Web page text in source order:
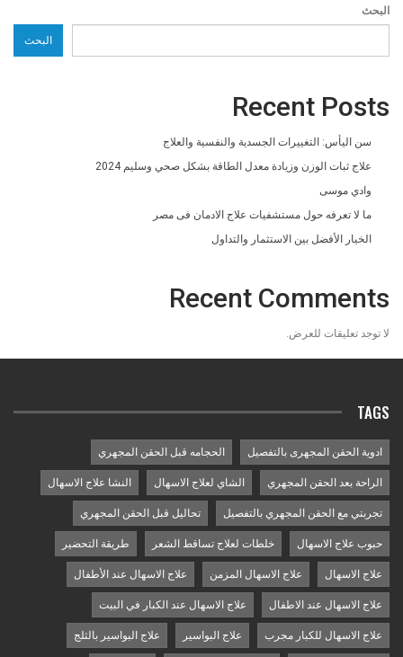
البحث
البحث
Recent Posts
سن اليأس: التغييرات الجسدية والنفسية والعلاج
علاج ثبات الوزن وزيادة معدل الطاقة بشكل صحي وسليم 2024
وادي موسى
ما لا تعرفه حول مستشفيات علاج الادمان فى مصر
الخيار الأفضل بين الاستثمار والتداول
Recent Comments
لا توجد تعليقات للعرض.
TAGS
ادوية الحقن المجهرى بالتفصيل الحجامه قبل الحقن المجهري
الراحة بعد الحقن المجهري الشاي لعلاج الاسهال النشا علاج الاسهال
تجربتي مع الحقن المجهري بالتفصيل تحاليل قبل الحقن المجهري
حبوب علاج الاسهال خلطات لعلاج تساقط الشعر طريقة التحضير
علاج الاسهال علاج الاسهال المزمن علاج الاسهال عند الأطفال
علاج الاسهال عند الاطفال علاج الاسهال عند الكبار في البيت
علاج الاسهال للكبار مجرب علاج البواسير علاج البواسير بالثلج